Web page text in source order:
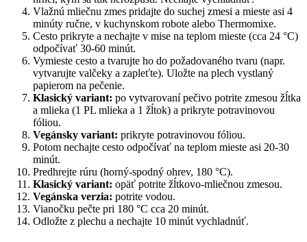
Vlažnú mliečnu zmes pridajte do suchej zmesi a mieste asi 4
minúty ručne, v kuchynskom robote alebo Thermomixe.
Cesto prikryte a nechajte v mise na teplom mieste (cca 24 °C)
odpočívať 30-60 minút.
Vymieste cesto a tvarujte ho do požadovaného tvaru (napr.
vytvarujte valčeky a zapleťte). Uložte na plech vystlaný
papierom na pečenie.
Klasický variant: po vytvarovaní pečivo potrite zmesou žĺtka
a mlieka (1 PL mlieka a 1 žĺtok) a prikryte potravinovou
fóliou.
Vegánsky variant: prikryte potravinovou fóliou.
Potom nechajte cesto odpočívať na teplom mieste asi 20-30
minút.
Predhrejte rúru (horný-spodný ohrev, 180 °C).
Klasický variant: opäť potrite žĺtkovo-mliečnou zmesou.
Vegánska verzia: potrite vodou.
Vianočku pečte pri 180 °C cca 20 minút.
Odložte z plechu a nechajte 10 minút vychladnúť.